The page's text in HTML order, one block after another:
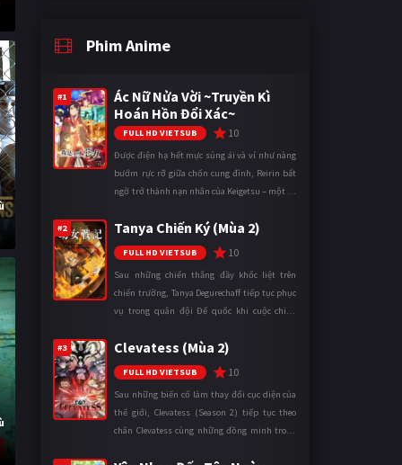
Phim Anime
#1
Ác Nữ Nửa Vời ~Truyền Kì
Hoán Hồn Đổi Xác~
FULL HD VIETSUB 10
Được điện hạ hết mực sủng ái và ví như nàng
bướm rực rỡ giữa chốn cung đình, Reirin bất
ngờ trở thành nạn nhân của Keigetsu – một kẻ
thuật để hoán đổi th ...
#2 Tanya Chiến Ký (Mùa 2)
FULL HD VIETSUB 10
Sau những chiến thắng đầy khốc liệt trên
chiến trường, Tanya Degurechaff tiếp tục phục
vụ trong quân đội Đế quốc khi cuộc chiến
mặt trận. Dù sở hữu tài năn ...
#3 Clevatess (Mùa 2)
FULL HD VIETSUB 10
Sau những biến cố làm thay đổi cục diện của
thế giới, Clevatess (Season 2) tiếp tục theo
chân Clevatess cùng những đồng minh trong